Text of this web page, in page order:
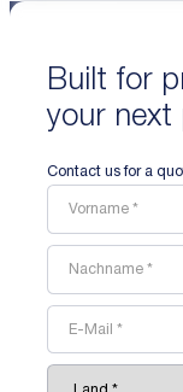
Built for
your next
Contact us for a